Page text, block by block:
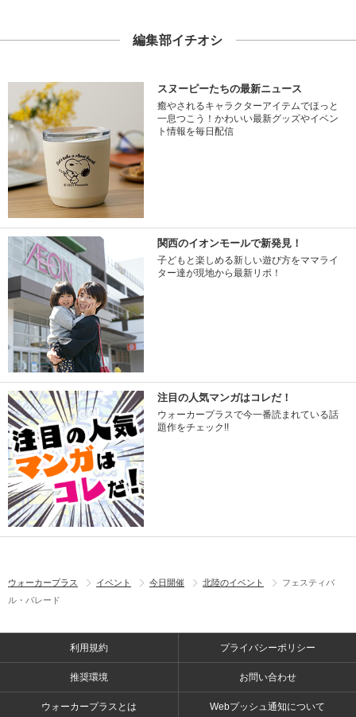
編集部イチオシ
スヌーピーたちの最新ニュース
癒やされるキャラクターアイテムでほっと
一息つこう！かわいい最新グッズやイベン
ト情報を毎日配信
関西のイオンモールで新発見！
子どもと楽しめる新しい遊び方をママライ
ター達が現地から最新リポ！
注目の人気マンガはコレだ！
ウォーカープラスで今一番読まれている話
題作をチェック!!
ウォーカープラス イベント 今日開催 北陸のイベント
フェスティバ
ル・パレード
利用規約 プライバシーポリシー
推奨環境 お問い合わせ
ウォーカープラスとは Webプッシュ通知について